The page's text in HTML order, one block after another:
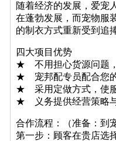
随着经济的发展，爱宠
在蓬勃发展，而宠物服
的制衣方式重新受到追
四大项目优势
★ 不用担心货源问题，
★ 宠邦配专员配合您的
★ 采用定做方式，使服
★ 义务提供经营策略
合作流程：（准备：到
第一步：顾客在贵店选